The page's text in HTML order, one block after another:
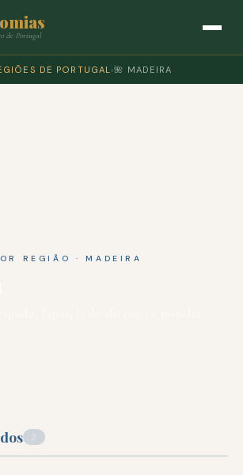
de Portugal
DE PORTUGAL›🌺 MADEIRA
REGIÃO · MADEIRA